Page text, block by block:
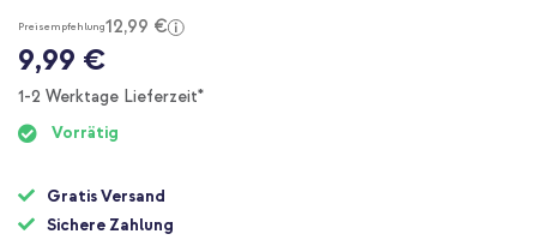
Preisempfehlung12,99 €
9,99 €
1-2 Werktage Lieferzeit*
Vorrätig
Gratis Versand
Sichere Zahlung